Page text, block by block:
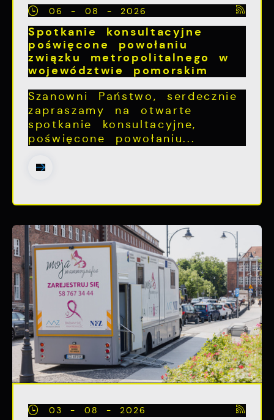
06 - 08 - 2026
Spotkanie konsultacyjne
poświęcone powołaniu
związku metropolitalnego w
województwie pomorskim
Szanowni Państwo, serdecznie
zapraszamy na otwarte
spotkanie konsultacyjne,
poświęcone powołaniu...
03 - 08 - 2026